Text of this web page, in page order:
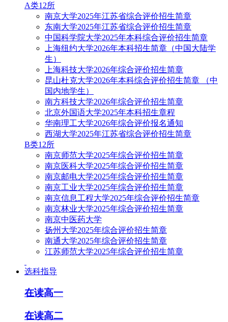
A类12所
南京大学2025年江苏省综合评价招生简章
东南大学2025年江苏省综合评价招生简章
中国科学院大学2025年本科综合评价招生简章
上海纽约大学2026年本科招生简章（中国大陆学
生）
上海科技大学2026年综合评价招生简章
昆山杜克大学2026年本科综合评价招生简章 （中
国内地学生）
南方科技大学2026年综合评价招生简章
北京外国语大学2025年本科招生章程
华南理工大学2026年综合评价报名通知
西湖大学2025年江苏省综合评价招生简章
B类12所
南京师范大学2025年综合评价招生简章
南京医科大学2025年综合评价招生简章
南京邮电大学2025年综合评价招生简章
南京工业大学2025年综合评价招生简章
南京信息工程大学2025年综合评价招生简章
南京林业大学2025年综合评价招生简章
南京中医药大学
扬州大学2025年综合评价招生简章
南通大学2025年综合评价招生简章
江苏师范大学2025年综合评价招生简章
选科指导
在读高一
在读高二